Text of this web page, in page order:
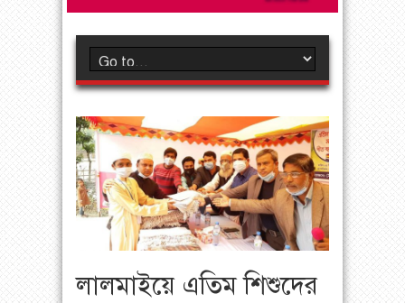
লালমাইয়ে এতিম শিশুদের